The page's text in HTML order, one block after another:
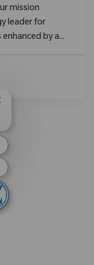
mission
leader for
by a...